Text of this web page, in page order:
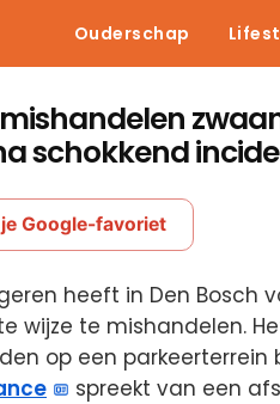
Ouderschap
schokkend
Google-favoriet
heeft in Den Bosch
wijze te mishandelen.
op een parkeerterrein
spreekt van een